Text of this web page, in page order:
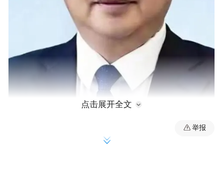
公开资料显示，李明月，男，汉族，1968年7
月生，1997年6月加入中国共产党，1990年7
点击展开全文
举报